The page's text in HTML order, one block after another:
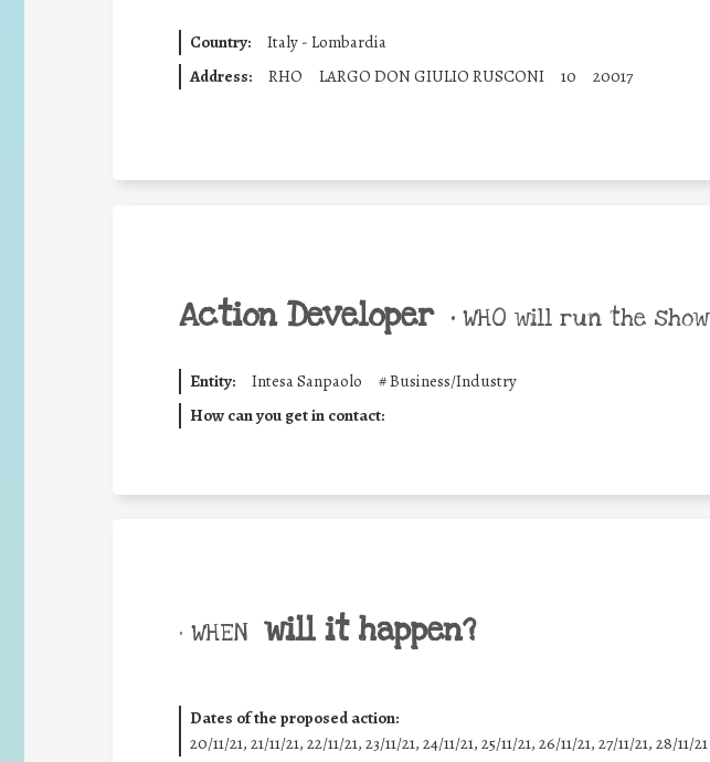
Country:
Italy - Lombardia
Address:
RHO LARGO DON GIULIO RUSCONI 10 20017
Action Developer • WHO will run the show
Entity: Intesa Sanpaolo #Business/Industry
How can you get in contact:
• WHEN will it happen?
Dates of the proposed action:
20/11/21, 21/11/21, 22/11/21, 23/11/21, 24/11/21, 25/11/21, 26/11/21, 27/11/21, 28/11/21